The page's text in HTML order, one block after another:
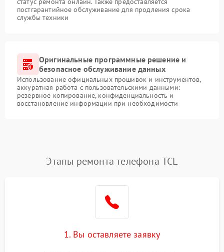
постгарантийное обслуживание для продления срока
службы техники
Оригинальные программные решение и
безопасное обслуживание данных
Использование официальных прошивок и инструментов,
аккуратная работа с пользовательскими данными:
резервное копирование, конфиденциальность и
восстановление информации при необходимости
Этапы ремонта телефона TCL
1. Вы оставляете заявку